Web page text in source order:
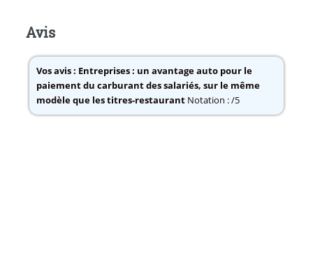
Avis
Vos avis : Entreprises : un avantage auto pour le
paiement du carburant des salariés, sur le même
modèle que les titres-restaurantNotation : /5